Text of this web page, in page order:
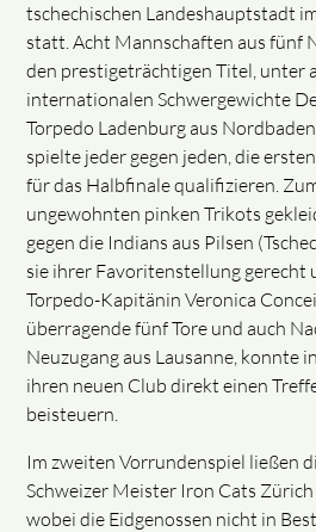
tschechischen Landeshauptstadt
statt. Acht Mannschaften aus fünf
den prestigeträchtigen Titel, unter
internationalen Schwergewichte
Torpedo Ladenburg aus
spielte jeder gegen jeden, die
für das Halbfinale qualifizieren.
ungewohnten pinken Trikots
gegen die Indians aus Pilsen
sie ihrer Favoritenstellung gerecht
Torpedo-Kapitänin Veronica
überragende fünf Tore und auch
Neuzugang aus Lausanne, konnte
ihren neuen Club direkt einen
beisteuern.
Im zweiten Vorrundenspiel ließen
Schweizer Meister Iron Cats
wobei die Eidgenossen nicht in